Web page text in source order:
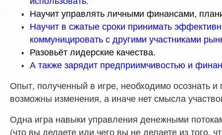
Научит управлять личными финансами,
Научит в сжатые сроки принимать
коммуницировать с другими участниками
Разовьёт лидерские качества.
А также зарядит предприимчивостью и
Опыт, полученный в игре, необходимо осознать и
возможны изменения, а иначе нет смысла
Одна игра навыки управления денежными
(что вы делаете или чего вы не делаете из того,